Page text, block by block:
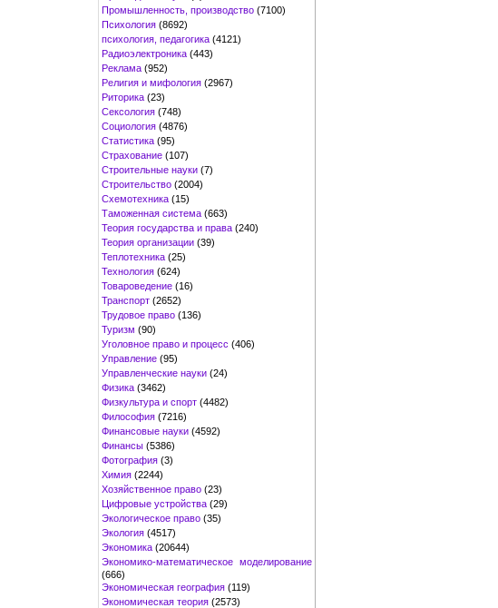
Промышленность, производство (7100)
Психология (8692)
психология, педагогика (4121)
Радиоэлектроника (443)
Реклама (952)
Религия и мифология (2967)
Риторика (23)
Сексология (748)
Социология (4876)
Статистика (95)
Страхование (107)
Строительные науки (7)
Строительство (2004)
Схемотехника (15)
Таможенная система (663)
Теория государства и права (240)
Теория организации (39)
Теплотехника (25)
Технология (624)
Товароведение (16)
Транспорт (2652)
Трудовое право (136)
Туризм (90)
Уголовное право и процесс (406)
Управление (95)
Управленческие науки (24)
Физика (3462)
Физкультура и спорт (4482)
Философия (7216)
Финансовые науки (4592)
Финансы (5386)
Фотография (3)
Химия (2244)
Хозяйственное право (23)
Цифровые устройства (29)
Экологическое право (35)
Экология (4517)
Экономика (20644)
Экономико-математическое моделирование
(666)
Экономическая география (119)
Экономическая теория (2573)